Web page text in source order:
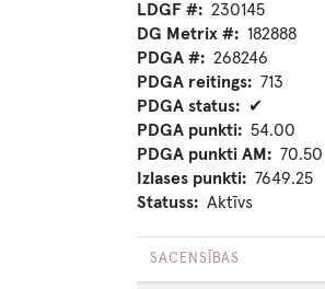
LDGF #
230145
DG Metrix #
182888
PDGA #
268246
PDGA reitings
713
PDGA status
✔
PDGA punkti
54.00
PDGA punkti AM
70.50
Izlases punkti
7649.25
Statuss
Aktīvs
SACENSĪBAS